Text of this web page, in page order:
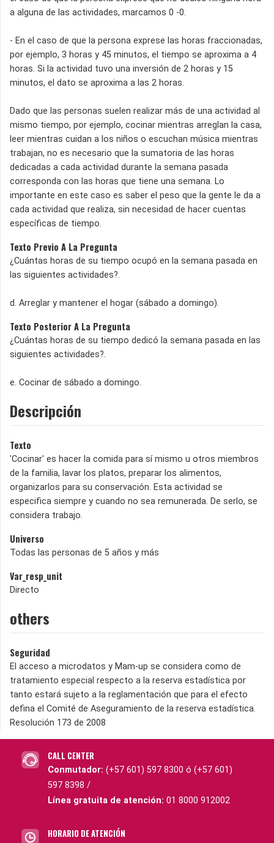
a alguna de las actividades, marcamos 0 -0.
- En el caso de que la persona exprese las horas fraccionadas,
por ejemplo, 3 horas y 45 minutos, el tiempo se aproxima a 4
horas. Si la actividad tuvo una inversión de 2 horas y 15
minutos, el dato se aproxima a las 2 horas.
Dado que las personas suelen realizar más de una actividad al
mismo tiempo, por ejemplo, cocinar mientras arreglan la casa,
leer mientras cuidan a los niños o escuchan música mientras
trabajan, no es necesario que la sumatoria de las horas
dedicadas a cada actividad durante la semana pasada
corresponda con las horas que tiene una semana. Lo
importante en este caso es saber el peso que la gente le da a
cada actividad que realiza, sin necesidad de hacer cuentas
específicas de tiempo.
Texto Previo A La Pregunta
¿Cuántas horas de su tiempo ocupó en la semana pasada en
las siguientes actividades?.
d. Arreglar y mantener el hogar (sábado a domingo).
Texto Posterior A La Pregunta
¿Cuántas horas de su tiempo dedicó la semana pasada en las
siguientes actividades?.
e. Cocinar de sábado a domingo.
Descripción
Texto
'Cocinar' es hacer la comida para sí mismo u otros miembros
de la familia, lavar los platos, preparar los alimentos,
organizarlos para su conservación. Esta actividad se
especifica siempre y cuando no sea remunerada. De serlo, se
considera trabajo.
Universo
Todas las personas de 5 años y más
Var_resp_unit
Directo
others
Seguridad
El acceso a microdatos y Mam-up se considera como de
tratamiento especial respecto a la reserva estadística por
tanto estará sujeto a la reglamentación que para el efecto
defina el Comité de Aseguramiento de la reserva estadística.
Resolución 173 de 2008
CALL CENTER
Conmutador: (+57 601) 597 8300 ó (+57 601)
597 8398 /
Línea gratuita de atención: 01 8000 912002
HORARIO DE ATENCIÓN